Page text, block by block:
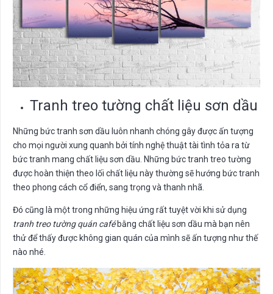
Tranh treo tường chất liệu sơn dầu
Những bức tranh sơn dầu luôn nhanh chóng gây được ấn tượng
cho mọi người xung quanh bởi tính nghệ thuật tài tình tỏa ra từ
bức tranh mang chất liệu sơn dầu. Những bức tranh treo tường
được hoàn thiện theo lối chất liệu này thường sẽ hướng bức tranh
theo phong cách cổ điển, sang trọng và thanh nhã.
Đó cũng là một trong những hiệu ứng rất tuyệt vời khi sử dụng
tranh treo tường quán cafébằng chất liệu sơn dầu mà bạn nên
thử để thấy được không gian quán của mình sẽ ấn tượng như thế
nào nhé.